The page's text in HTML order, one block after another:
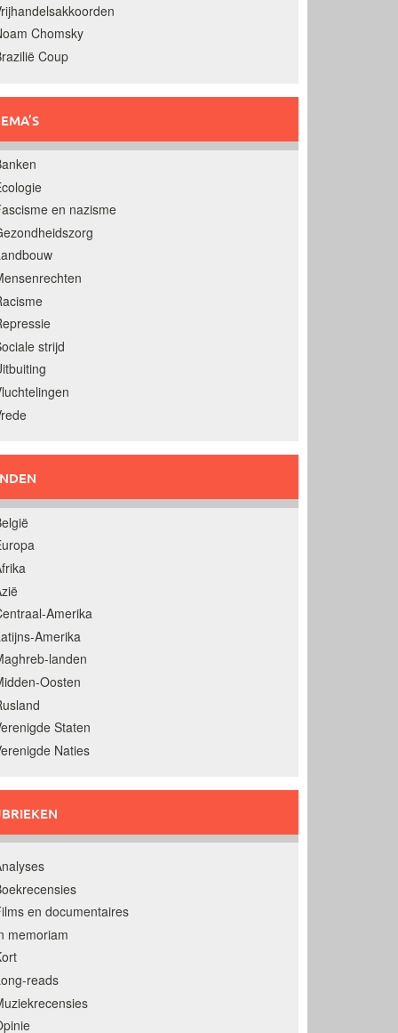
Chomsky
Coup
en nazisme
strijd
Amerika
Amerika
landen
Oosten
Staten
Naties
en documentaires
memoriam
reads